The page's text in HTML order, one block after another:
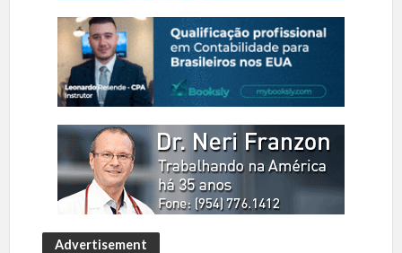
Advertisement